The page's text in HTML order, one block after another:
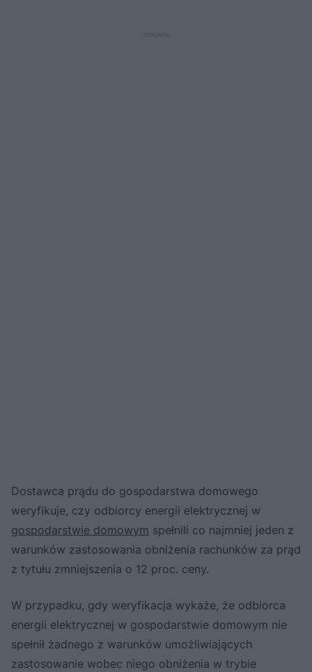
Dostawca prądu do gospodarstwa domowego
weryfikuje, czy odbiorcy energii elektrycznej w
gospodarstwie domowym spełnili co najmniej jeden z
warunków zastosowania obniżenia rachunków za prąd
z tytułu zmniejszenia o 12 proc. ceny.
W przypadku, gdy weryfikacja wykaże, że odbiorca
energii elektrycznej w gospodarstwie domowym nie
spełnił żadnego z warunków umożliwiających
zastosowanie wobec niego obniżenia w trybie